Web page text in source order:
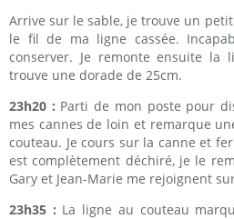
Arrive sur le sable, je trouve un
le fil de ma ligne cassée.
conserver. Je remonte ensuite
trouve une dorade de 25cm.
23h20 : Parti de mon poste pour
mes cannes de loin et remarque
couteau. Je cours sur la canne et
est complètement déchiré, je le
Gary et Jean-Marie me rejoignent
23h35 : La ligne au couteau